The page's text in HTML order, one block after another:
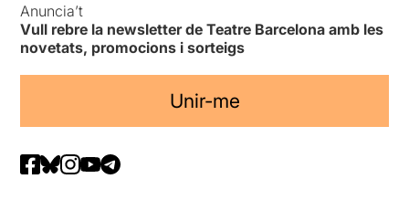
Anuncia’t
Vull rebre la newsletter de Teatre Barcelona amb les
novetats, promocions i sorteigs
Unir-me